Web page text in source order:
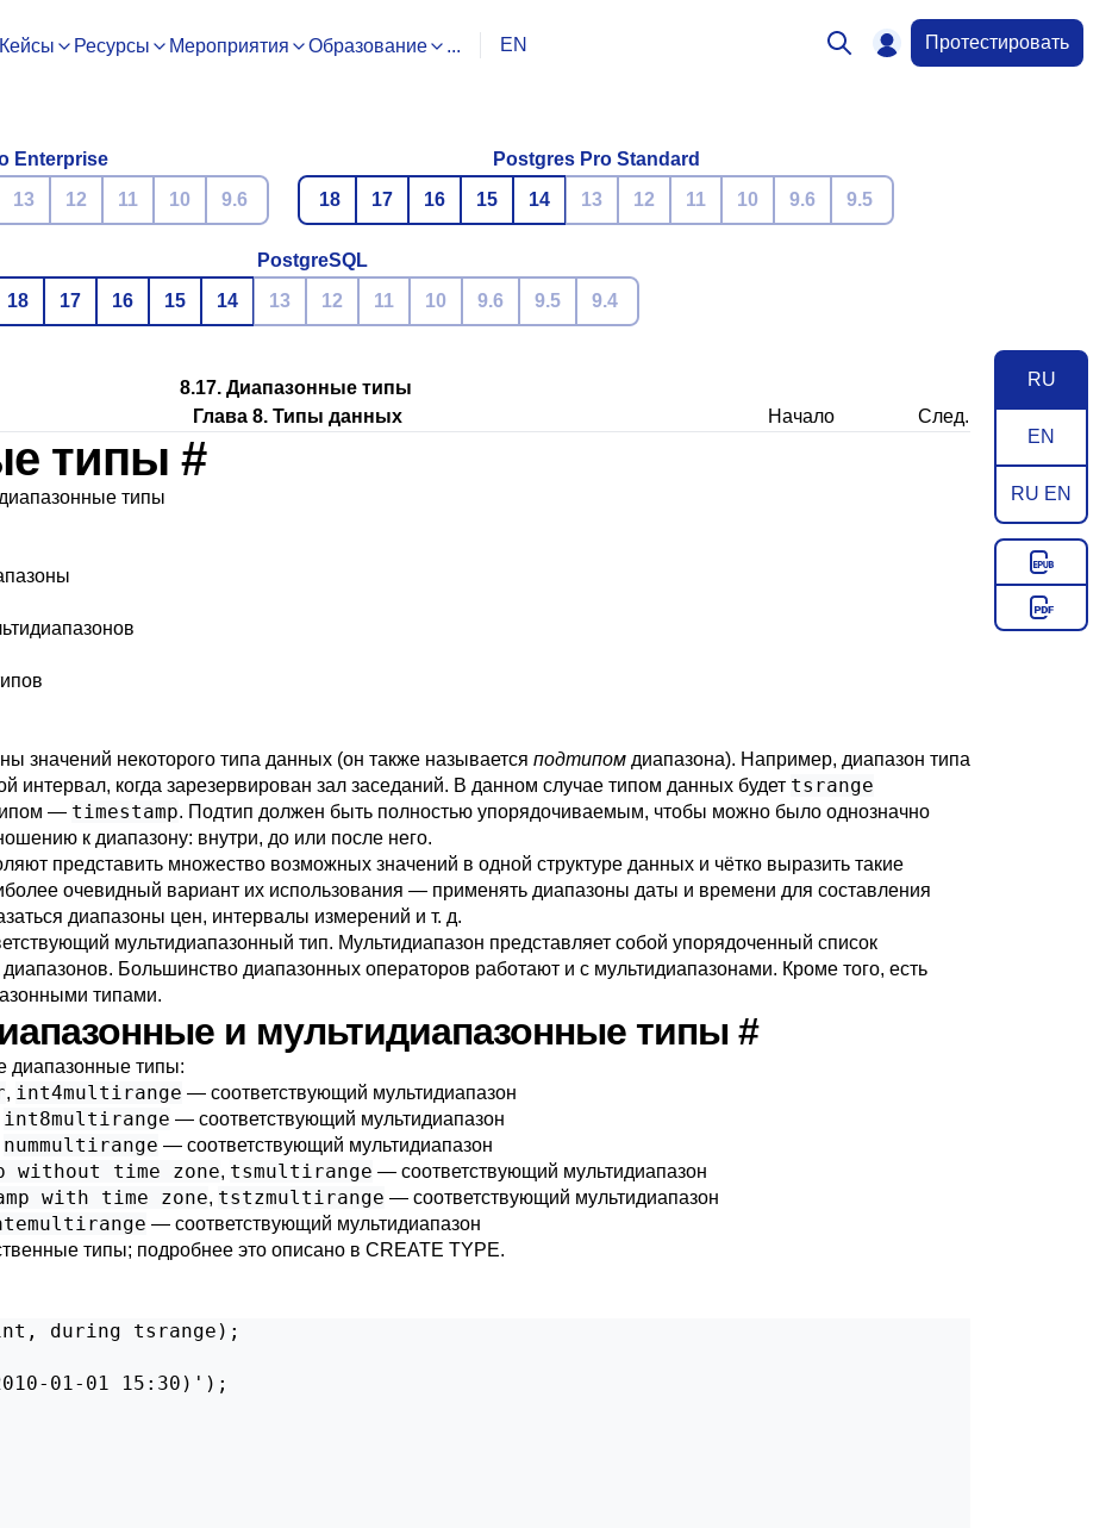
Кейсы Ресурсы Мероприятия Образование ... EN Протестировать
Enterprise
13 12 11 10 9.6
Postgres Pro Standard
18
17 16 15 14 13 12 11 10 9.6 9.5
PostgreSQL
18
17 16 15 14 13 12 11 10 9.6 9.5 9.4
RU
EN
RU EN
8.17. Диапазонные типы
Глава 8. Типы данных Начало След.
типы #
типы
значений некоторого типа данных (он также называется подтипом диапазона). Например, диапазон типа
интервал, когда зарезервирован зал заседаний. В данном случае типом данных будет tsrange
— timestamp. Подтип должен быть полностью упорядочиваемым, чтобы можно было однозначно
к диапазону: внутри, до или после него.
представить множество возможных значений в одной структуре данных и чётко выразить такие
очевидный вариант их использования — применять диапазоны даты и времени для составления
диапазоны цен, интервалы измерений и т. д.
мультидиапазонный тип. Мультидиапазон представляет собой упорядоченный список
Большинство диапазонных операторов работают и с мультидиапазонами. Кроме того, есть
типами.
и мультидиапазонные типы #
диапазонные типы:
, int4multirange — соответствующий мультидиапазон
int8multirange — соответствующий мультидиапазон
nummultirange — соответствующий мультидиапазон
without time zone, tsmultirange — соответствующий мультидиапазон
with time zone, tstzmultirange — соответствующий мультидиапазон
— соответствующий мультидиапазон
типы; подробнее это описано в CREATE TYPE.
int, during tsrange);
01-01 15:30)');